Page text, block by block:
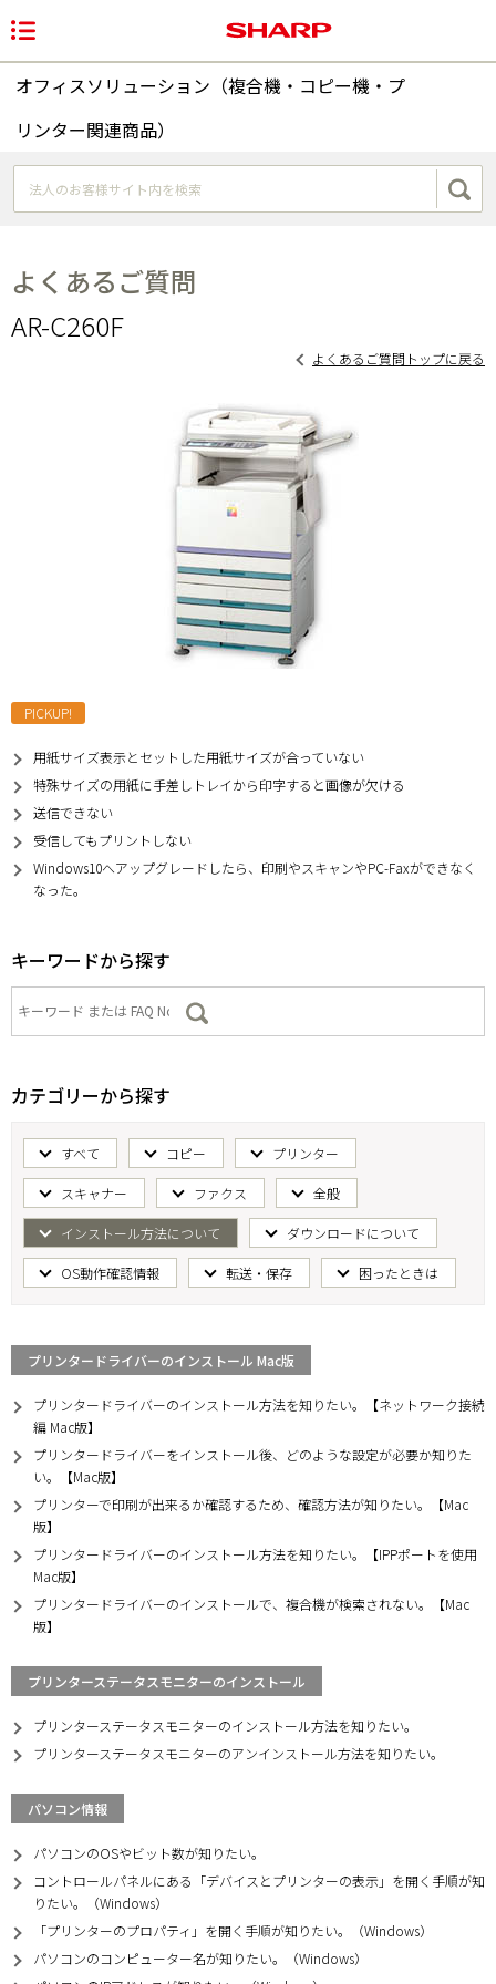
オフィスソリューション（複合機・コピー機・プ
リンター関連商品）
よくあるご質問
AR-C260F
よくあるご質問トップに戻る
PICKUP!
用紙サイズ表示とセットした用紙サイズが合っていない
特殊サイズの用紙に手差しトレイから印字すると画像が欠ける
送信できない
受信してもプリントしない
Windows10へアップグレードしたら、印刷やスキャンやPC-Faxができなく
なった。
キーワードから探す
カテゴリーから探す
すべて コピー プリンター
スキャナー ファクス 全般
インストール方法について ダウンロードについて
OS動作確認情報 転送・保存 困ったときは
プリンタードライバーのインストール Mac版
プリンタードライバーのインストール方法を知りたい。【ネットワーク接続
編 Mac版】
プリンタードライバーをインストール後、どのような設定が必要か知りた
い。【Mac版】
プリンターで印刷が出来るか確認するため、確認方法が知りたい。【Mac
版】
プリンタードライバーのインストール方法を知りたい。【IPPポートを使用
Mac版】
プリンタードライバーのインストールで、複合機が検索されない。【Mac
版】
プリンターステータスモニターのインストール
プリンターステータスモニターのインストール方法を知りたい。
プリンターステータスモニターのアンインストール方法を知りたい。
パソコン情報
パソコンのOSやビット数が知りたい。
コントロールパネルにある「デバイスとプリンターの表示」を開く手順が知
りたい。（Windows）
「プリンターのプロパティ」を開く手順が知りたい。（Windows）
パソコンのコンピューター名が知りたい。（Windows）